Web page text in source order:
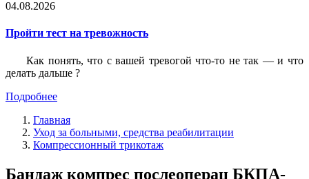
04.08.2026
Пройти тест на тревожность
Как понять, что с вашей тревогой что-то не так — и что
делать дальше ?
Подробнее
Главная
Уход за больными, средства реабилитации
Компрессионный трикотаж
Бандаж компрес послеоперац БКПА-